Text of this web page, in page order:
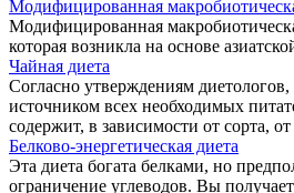
Модифицированная
Модифицированная
которая возникла на основе
Чайная диета
Согласно утверждениям диетологов,
источником всех необходимых
содержит, в зависимости от сорта,
Белково-энергетическая диета
Эта диета богата белками, но
ограничение углеводов. Вы